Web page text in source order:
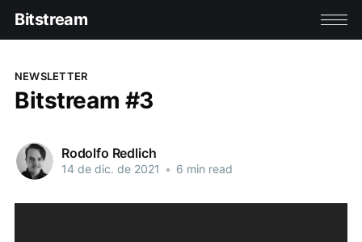
Bitstream
NEWSLETTER
Bitstream #3
Rodolfo Redlich
14 de dic. de 2021 • 6 min read